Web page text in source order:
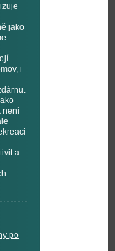
jako
i
není
a
po